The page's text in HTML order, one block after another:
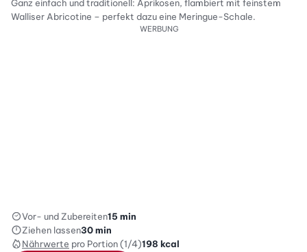
Ganz einfach und traditionell: Aprikosen, flambiert mit feinstem
Walliser Abricotine – perfekt dazu eine Meringue-Schale.
WERBUNG
Vor- und Zubereiten15 min
Ziehen lassen30 min
Nährwerte pro Portion (1/4)198 kcal